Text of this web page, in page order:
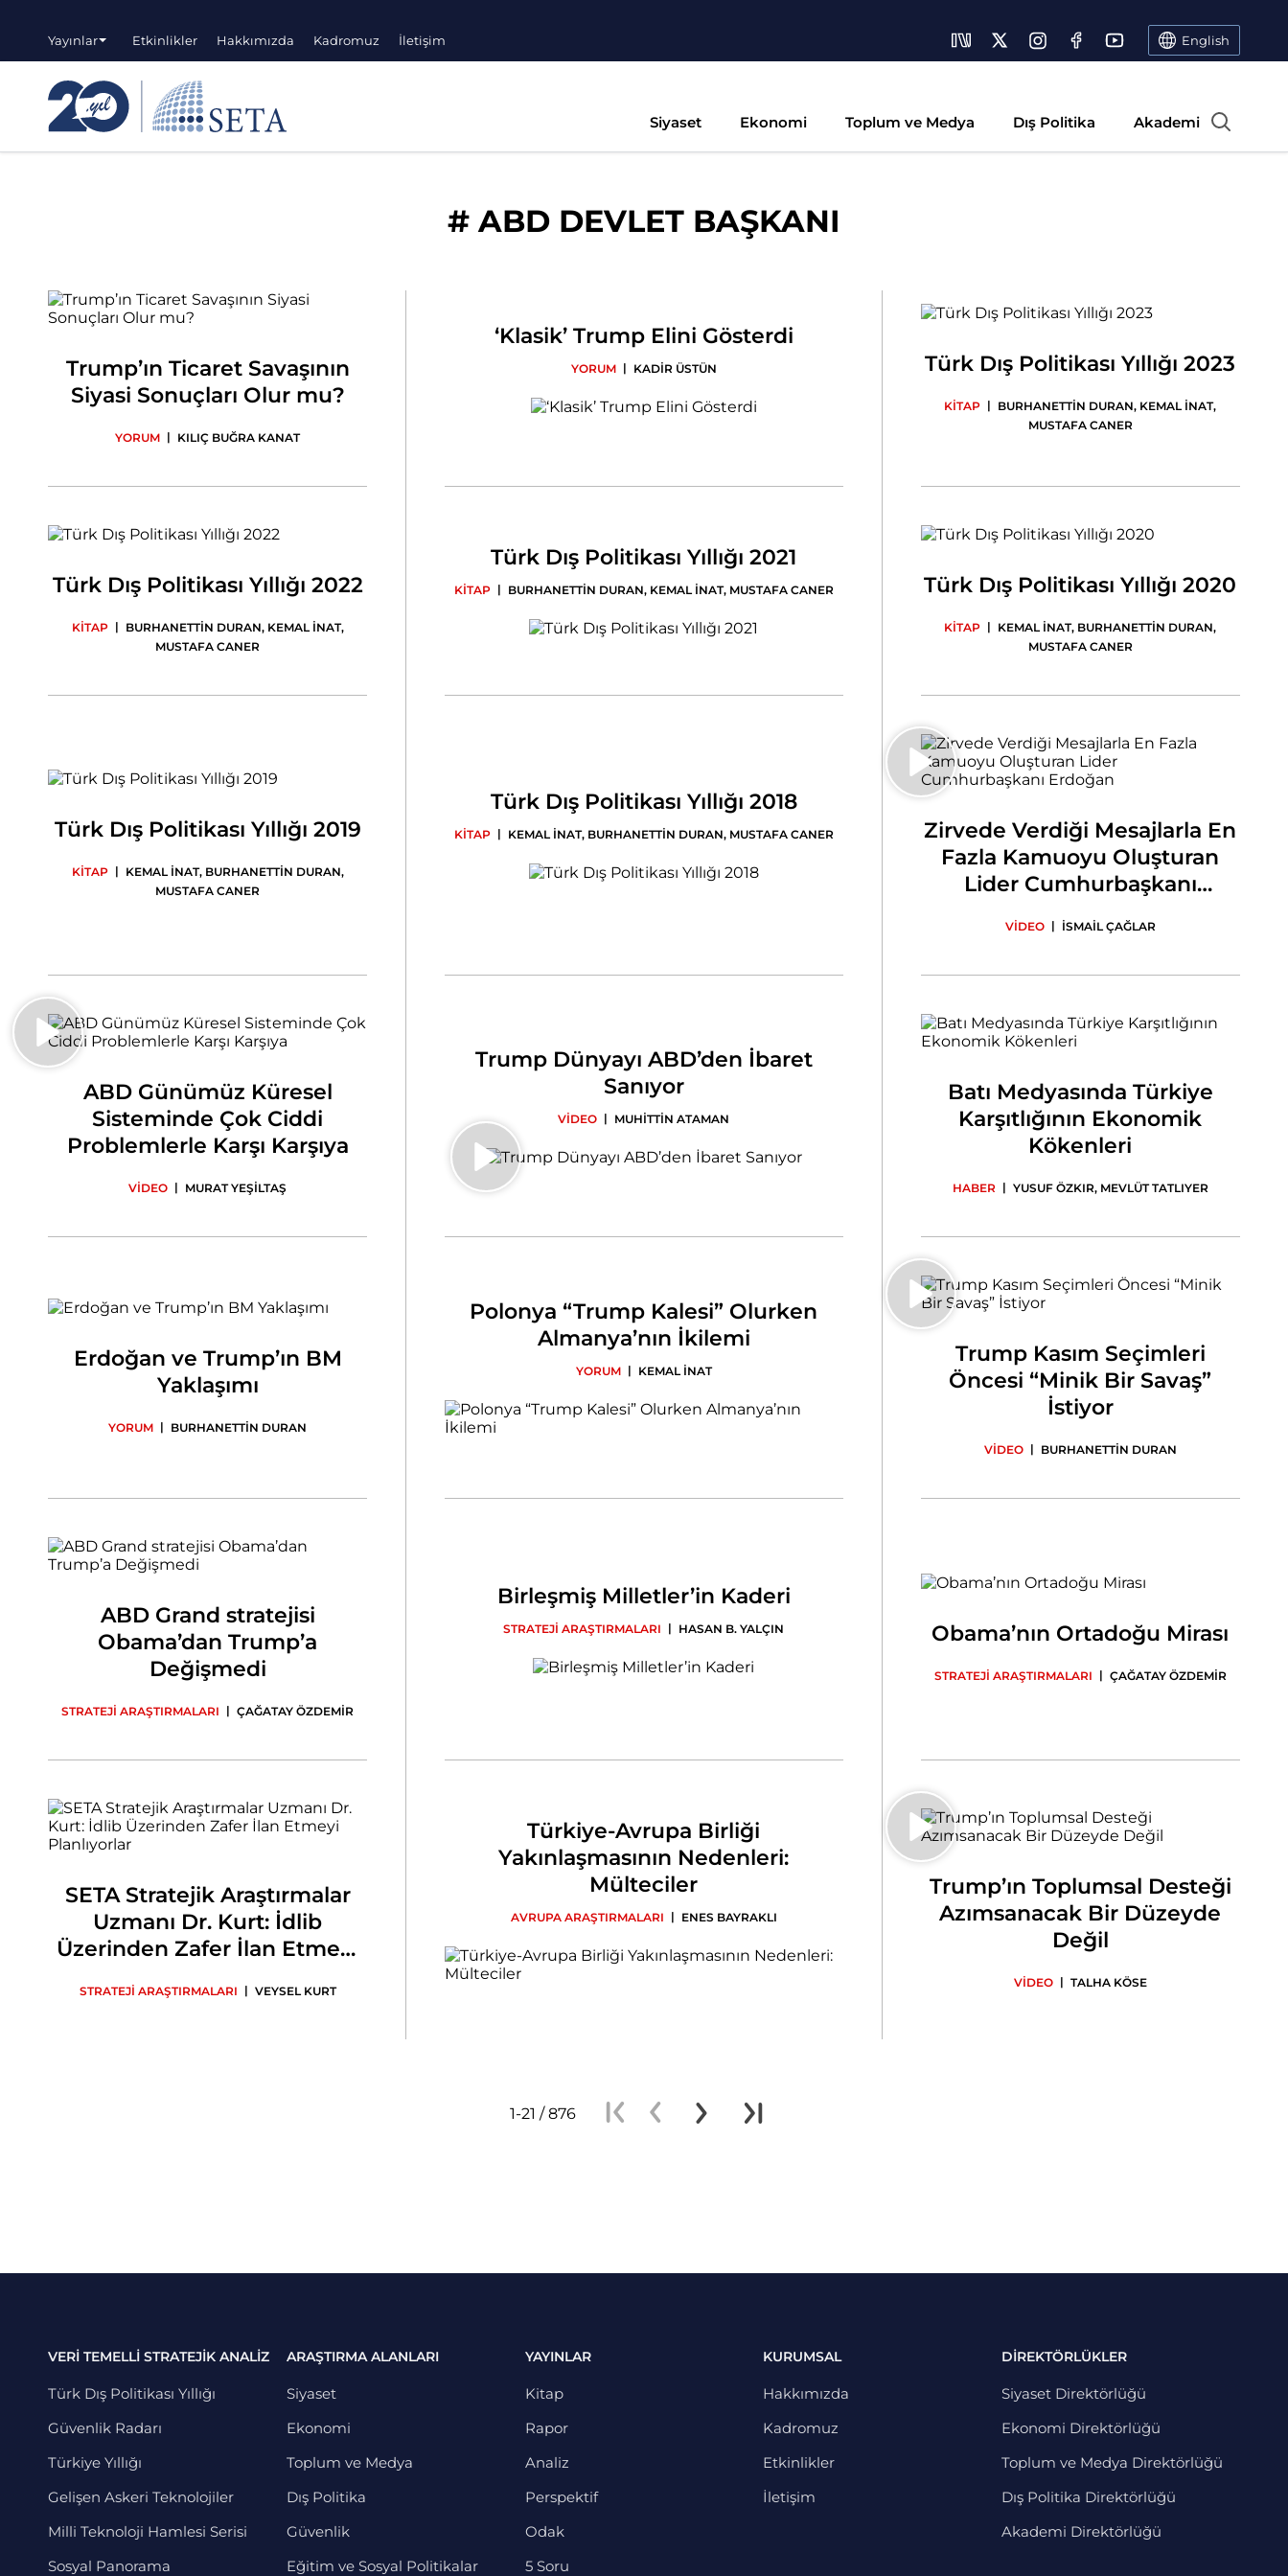
Yayınlar Etkinlikler Hakkımızda Kadromuz İletişim English
Siyaset Ekonomi Toplum ve Medya Dış Politika Akademi
# ABD DEVLET BAŞKANI
Trump’ın Ticaret Savaşının
Siyasi Sonuçları Olur mu?
YORUM | KILIÇ BUĞRA KANAT
‘Klasik’ Trump Elini Gösterdi
YORUM | KADİR ÜSTÜN Türk Dış Politikası Yıllığı 2023
KİTAP | BURHANETTİN DURAN, KEMAL İNAT,
MUSTAFA CANER
Türk Dış Politikası Yıllığı 2022
KİTAP | BURHANETTİN DURAN, KEMAL İNAT,
MUSTAFA CANER
Türk Dış Politikası Yıllığı 2021
KİTAP | BURHANETTİN DURAN, KEMAL İNAT, MUSTAFA CANER Türk Dış Politikası Yıllığı 2020
KİTAP | KEMAL İNAT, BURHANETTİN DURAN,
MUSTAFA CANER
Türk Dış Politikası Yıllığı 2019
KİTAP | KEMAL İNAT, BURHANETTİN DURAN,
MUSTAFA CANER
Türk Dış Politikası Yıllığı 2018
KİTAP | KEMAL İNAT, BURHANETTİN DURAN, MUSTAFA CANER
Zirvede Verdiği Mesajlarla En
Fazla Kamuoyu Oluşturan
Lider Cumhurbaşkanı
VİDEO | İSMAİL ÇAĞLAR
ABD Günümüz Küresel
Sisteminde Çok Ciddi
Problemlerle Karşı Karşıya
VİDEO | MURAT YEŞİLTAŞ
Trump Dünyayı ABD’den İbaret
Sanıyor
VİDEO | MUHİTTİN ATAMAN
Batı Medyasında Türkiye
Karşıtlığının Ekonomik
Kökenleri
HABER | YUSUF ÖZKIR, MEVLÜT TATLIYER
Erdoğan ve Trump’ın BM
Yaklaşımı
YORUM | BURHANETTİN DURAN
Polonya “Trump Kalesi” Olurken
Almanya’nın İkilemi
YORUM | KEMAL İNAT
Trump Kasım Seçimleri
Öncesi “Minik Bir Savaş”
İstiyor
VİDEO | BURHANETTİN DURAN
ABD Grand stratejisi
Obama’dan Trump’a
Değişmedi
STRATEJİ ARAŞTIRMALARI | ÇAĞATAY ÖZDEMİR
Birleşmiş Milletler’in Kaderi
STRATEJİ ARAŞTIRMALARI | HASAN B. YALÇIN Obama’nın Ortadoğu Mirası
STRATEJİ ARAŞTIRMALARI | ÇAĞATAY ÖZDEMİR
SETA Stratejik Araştırmalar
Uzmanı Dr. Kurt: İdlib
Üzerinden Zafer İlan Etmeyi
STRATEJİ ARAŞTIRMALARI | VEYSEL KURT
Türkiye-Avrupa Birliği
Yakınlaşmasının Nedenleri:
Mülteciler
AVRUPA ARAŞTIRMALARI | ENES BAYRAKLI
Trump’ın Toplumsal Desteği
Azımsanacak Bir Düzeyde
Değil
VİDEO | TALHA KÖSE
1-21 / 876
VERİ TEMELLİ STRATEJİK ANALİZ
Türk Dış Politikası Yıllığı
Güvenlik Radarı
Türkiye Yıllığı
Gelişen Askeri Teknolojiler
Milli Teknoloji Hamlesi Serisi
Sosyal Panorama
ARAŞTIRMA ALANLARI
Siyaset
Ekonomi
Toplum ve Medya
Dış Politika
Güvenlik
Eğitim ve Sosyal Politikalar
YAYINLAR
Kitap
Rapor
Analiz
Perspektif
Odak
5 Soru
KURUMSAL
Hakkımızda
Kadromuz
Etkinlikler
İletişim
DİREKTÖRLÜKLER
Siyaset Direktörlüğü
Ekonomi Direktörlüğü
Toplum ve Medya Direktörlüğü
Dış Politika Direktörlüğü
Akademi Direktörlüğü